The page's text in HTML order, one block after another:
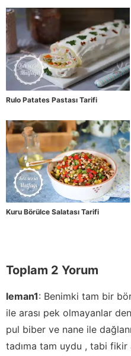
Rulo Patates Pastası Tarifi
Kuru Börülce Salatası Tarifi
Toplam 2 Yorum
leman1: Benimki tam bir
ile arası pek olmayanlar
pul biber ve nane ile
tadıma tam uydu , tabi fikir